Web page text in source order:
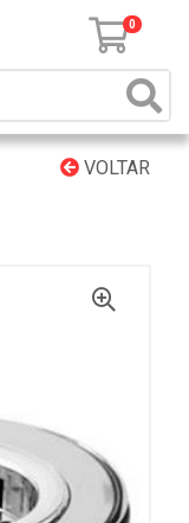
0
VOLTAR